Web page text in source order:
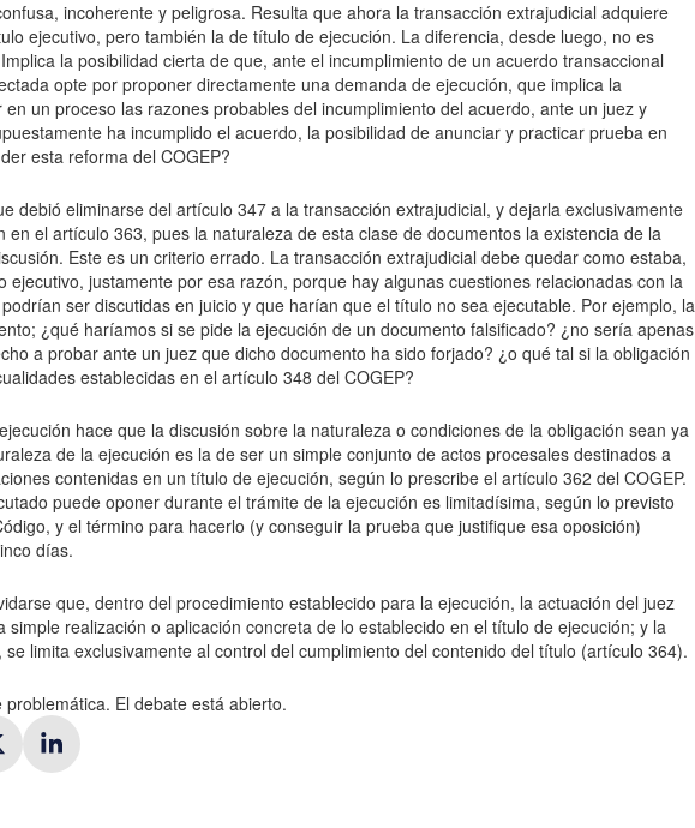
incoherente y peligrosa. Resulta que ahora la transacción extrajudicial adquiere
ejecutivo, pero también la de título de ejecución. La diferencia, desde luego, no es
la posibilidad cierta de que, ante el incumplimiento de un acuerdo transaccional
opte por proponer directamente una demanda de ejecución, que implica la
un proceso las razones probables del incumplimiento del acuerdo, ante un juez y
ha incumplido el acuerdo, la posibilidad de anunciar y practicar prueba en
esta reforma del COGEP?
debió eliminarse del artículo 347 a la transacción extrajudicial, y dejarla exclusivamente
en el artículo 363, pues la naturaleza de esta clase de documentos la existencia de la
Este es un criterio errado. La transacción extrajudicial debe quedar como estaba,
ejecutivo, justamente por esa razón, porque hay algunas cuestiones relacionadas con la
ser discutidas en juicio y que harían que el título no sea ejecutable. Por ejemplo, la
¿qué haríamos si se pide la ejecución de un documento falsificado? ¿no sería apenas
a probar ante un juez que dicho documento ha sido forjado? ¿o qué tal si la obligación
establecidas en el artículo 348 del COGEP?
hace que la discusión sobre la naturaleza o condiciones de la obligación sean ya
de la ejecución es la de ser un simple conjunto de actos procesales destinados a
contenidas en un título de ejecución, según lo prescribe el artículo 362 del COGEP.
puede oponer durante el trámite de la ejecución es limitadísima, según lo previsto
y el término para hacerlo (y conseguir la prueba que justifique esa oposición)
días.
que, dentro del procedimiento establecido para la ejecución, la actuación del juez
simple realización o aplicación concreta de lo establecido en el título de ejecución; y la
limita exclusivamente al control del cumplimiento del contenido del título (artículo 364).
El debate está abierto.